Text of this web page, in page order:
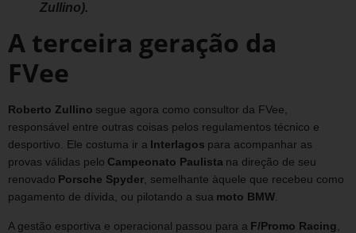
Zullino).
A terceira geração da
FVee
Roberto Zullino segue agora como consultor da FVee,
responsável entre outras coisas pelos regulamentos técnico e
desportivo. Ele costuma ir a Interlagos para acompanhar as
provas válidas pelo Campeonato Paulista na direção de seu
renovado Porsche Spyder, semelhante àquele que recebeu como
pagamento de dívida, ou pilotando a sua moto BMW.
A gestão esportiva e operacional passou para a F/Promo Racing